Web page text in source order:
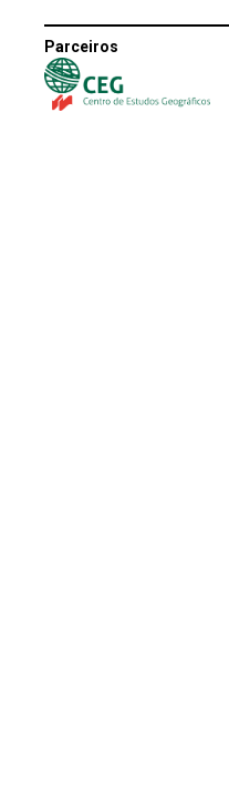
Parceiros